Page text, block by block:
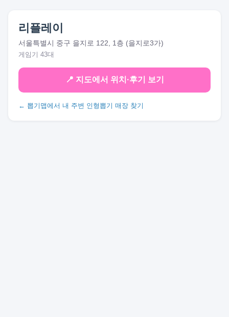
리플레이
서울특별시 중구 을지로 122, 1층 (을지로3가)
게임기 43대
📍 지도에서 위치·후기 보기
← 뽑기맵에서 내 주변 인형뽑기 매장 찾기